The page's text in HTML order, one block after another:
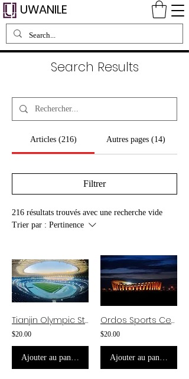
UWANILE
Search Results
Articles (216) Autres pages (14)
Filtrer
216 résultats trouvés avec une recherche vide
Trier par : Pertinence
Tianjin Olympic Stadium Scale Model
$20.00
Ajouter au panier
Ordos Sports Center Stadium Scale Model
$20.00
Ajouter au panier